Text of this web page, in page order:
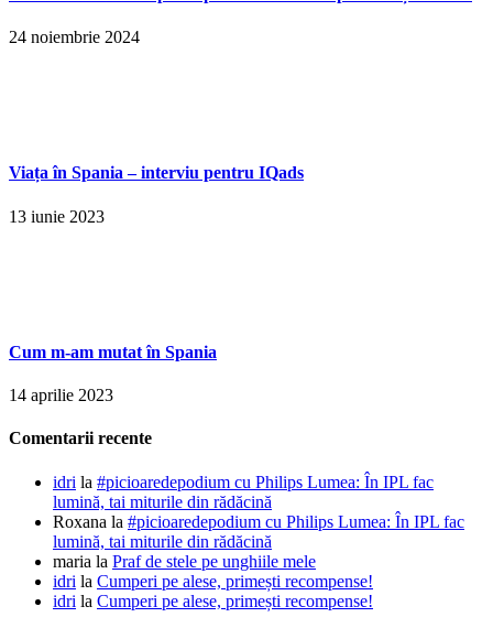
24 noiembrie 2024
Viața în Spania – interviu pentru IQads
13 iunie 2023
Cum m-am mutat în Spania
14 aprilie 2023
Comentarii recente
idri la #picioaredepodium cu Philips Lumea: În IPL fac
lumină, tai miturile din rădăcină
Roxana la #picioaredepodium cu Philips Lumea: În IPL fac
lumină, tai miturile din rădăcină
maria la Praf de stele pe unghiile mele
idri la Cumperi pe alese, primești recompense!
idri la Cumperi pe alese, primești recompense!